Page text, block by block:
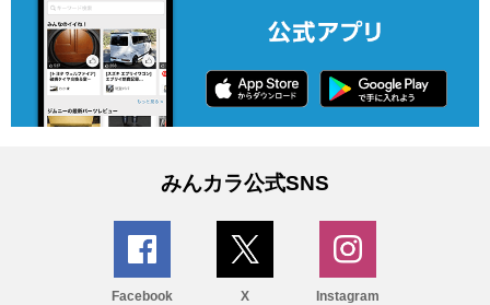
みんカラ公式SNS
Facebook X Instagram